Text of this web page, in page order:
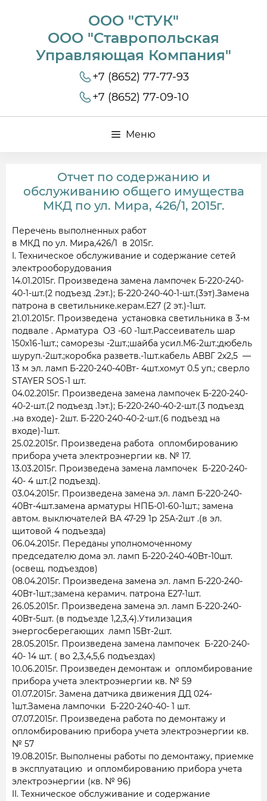
ООО "СТУК"
ООО "Ставропольская
Управляющая Компания"
+7 (8652) 77-77-93
+7 (8652) 77-09-10
Меню
Отчет по содержанию и
обслуживанию общего имущества
МКД по ул. Мира, 426/1, 2015г.
Перечень выполненных работ
в МКД по ул. Мира,426/1 в 2015г.
I. Техническое обслуживание и содержание сетей
электрооборудования
14.01.2015г. Произведена замена лампочек Б-220-240-
40-1-шт.(2 подъезд .2эт.); Б-220-240-40-1-шт.(3эт).Замена
патрона в светильнике.керам.Е27 (2 эт.)-1шт.
21.01.2015г. Произведена установка светильника в 3-м
подвале . Арматура ОЗ -60 -1шт.Рассеиватель шар
150х16-1шт.; саморезы -2шт.;шайба усил.М6-2шт.;дюбель
шуруп.-2шт.;коробка разветв.-1шт.кабель АВВГ 2х2,5 —
13 м эл. ламп Б-220-240-40Вт- 4шт.хомут 0.5 уп.; сверло
STAYER SOS-1 шт.
04.02.2015г. Произведена замена лампочек Б-220-240-
40-2-шт.(2 подъезд .1эт.); Б-220-240-40-2-шт.(3 подъезд
.на входе)- 2шт. Б-220-240-40-2-шт.(6 подъезд на
входе)-1шт.
25.02.2015г. Произведена работа опломбированию
прибора учета электроэнергии кв. № 17.
13.03.2015г. Произведена замена лампочек Б-220-240-
40- 4 шт.(2 подъезд).
03.04.2015г. Произведена замена эл. ламп Б-220-240-
40Вт-4шт.замена арматуры НПБ-01-60-1шт.; замена
автом. выключателей ВА 47-29 1р 25А-2шт .(в эл.
щитовой 4 подъезда)
06.04.2015г. Переданы уполномоченному
председателю дома эл. ламп Б-220-240-40Вт-10шт.
(освещ. подъездов)
08.04.2015г. Произведена замена эл. ламп Б-220-240-
40Вт-1шт.;замена керамич. патрона Е27-1шт.
26.05.2015г. Произведена замена эл. ламп Б-220-240-
40Вт-5шт. (в подъезде 1,2,3,4).Утилизация
энергосберегающих ламп 15Вт-2шт.
28.05.2015г. Произведена замена лампочек Б-220-240-
40- 14 шт. ( во 2,3,4,5,6 подъездах)
10.06.2015г. Произведен демонтаж и опломбирование
прибора учета электроэнергии кв. № 59
01.07.2015г. Замена датчика движения ДД 024-
1шт.Замена лампочки Б-220-240-40- 1 шт.
07.07.2015г. Произведена работа по демонтажу и
опломбированию прибора учета электроэнергии кв.
№ 57
19.08.2015г. Выполнены работы по демонтажу, приемке
в эксплуатацию и опломбированию прибора учета
электроэнергии (кв. № 96)
II. Техническое обслуживание и содержание